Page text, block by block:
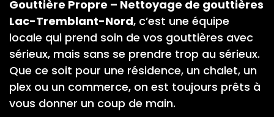
Gouttière Propre – Nettoyage de gouttières
Lac-Tremblant-Nord, c’est une équipe
locale qui prend soin de vos gouttières avec
sérieux, mais sans se prendre trop au sérieux.
Que ce soit pour une résidence, un chalet, un
plex ou un commerce, on est toujours prêts à
vous donner un coup de main.